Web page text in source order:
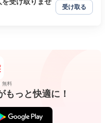
受け取る
無料
もっと快適に！